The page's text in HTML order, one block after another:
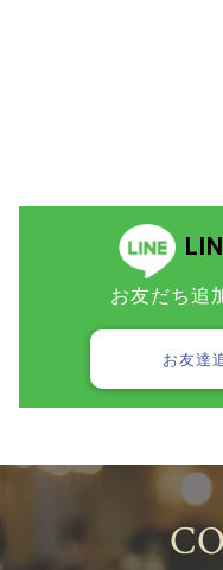
お友だち追
お友達